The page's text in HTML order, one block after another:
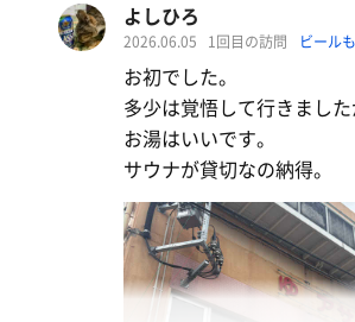
よしひろ
2026.06.05 1回目の訪問 ビール
お初でした。
多少は覚悟して行きまし
お湯はいいです。
サウナが貸切なの納得。